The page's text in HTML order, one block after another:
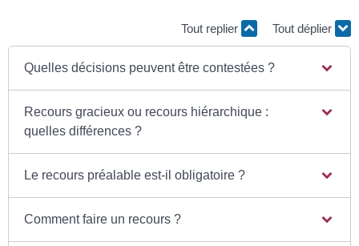
Tout replier Tout déplier
Quelles décisions peuvent être contestées ?
Recours gracieux ou recours hiérarchique :
quelles différences ?
Le recours préalable est-il obligatoire ?
Comment faire un recours ?